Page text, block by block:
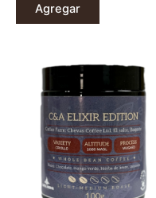
Agregar